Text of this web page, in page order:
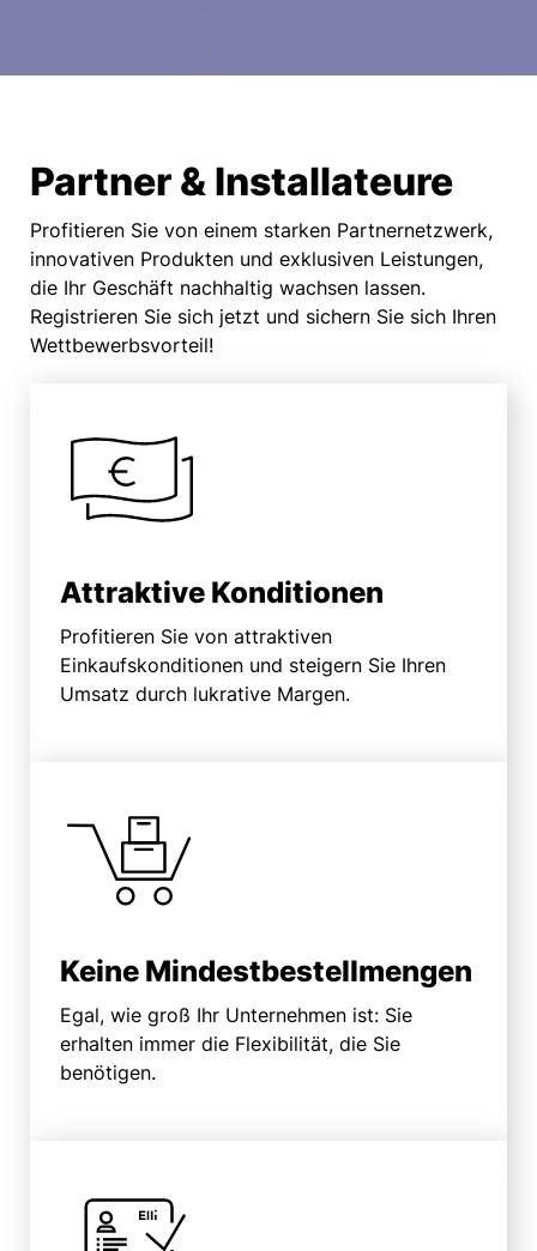
Partner & Installateure
Profitieren Sie von einem starken Partnernetzwerk,
innovativen Produkten und exklusiven Leistungen,
die Ihr Geschäft nachhaltig wachsen lassen.
Registrieren Sie sich jetzt und sichern Sie sich Ihren
Wettbewerbsvorteil!
Attraktive Konditionen
Profitieren Sie von attraktiven
Einkaufskonditionen und steigern Sie Ihren
Umsatz durch lukrative Margen.
Keine Mindestbestellmengen
Egal, wie groß Ihr Unternehmen ist: Sie
erhalten immer die Flexibilität, die Sie
benötigen.